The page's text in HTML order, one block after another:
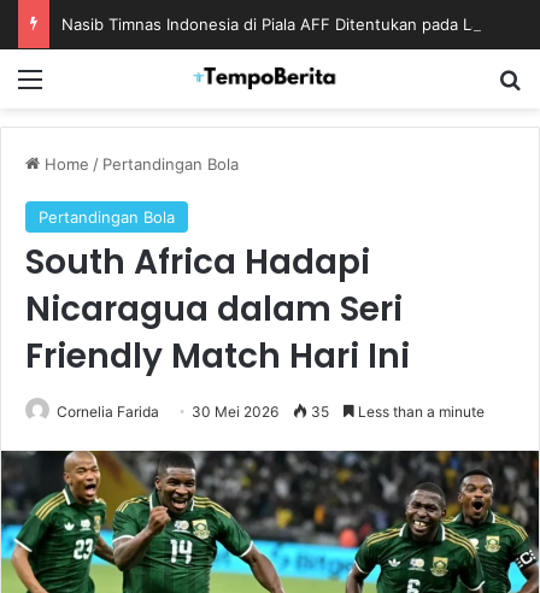
Home / Pertandingan Bola
Pertandingan Bola
South Africa Hadapi
Nicaragua dalam Seri
Friendly Match Hari Ini
Cornelia Farida 30 Mei 2026 35 Less than a minute